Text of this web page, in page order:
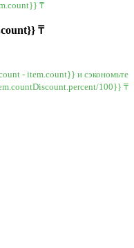
₸
₸
- item.count}} и сэкономьте
100}} ₸